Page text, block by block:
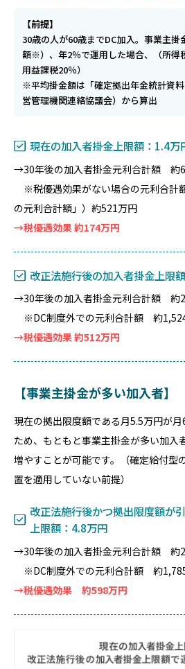
【前提】
30歳の人が60歳までDC加入。事業主掛
額※）、年2％で運用した場合、（所得
用益課税20％）
※平均掛金額は「確定拠出年金統計資
営管理機関連絡協議会）から算出
現在の加入者掛金上限額：1.4万
→30年後の加入者掛金元利合計額 約
※税優遇効果がない場合の元利合計
の元利合計額」）約521万円
→税優遇効果 約174万円
改正法施行後の加入者掛金上限
→30年後の加入者掛金元利合計額 約
※DC制度外での元利合計額 約
→税優遇効果 約512万円
【事業主掛金が多い加入者】
現在の拠出限度額である月5.5万円が
ため、もともと事業主掛金が多い加入
増やすことが可能です。（確定給付型
置を適用していない前提）
改正法施行後かつ拠出限度額が
上限額：4.8万円
→30年後の加入者掛金元利合計額 約
※DC制度外での元利合計額 約
→税優遇効果 約598万円